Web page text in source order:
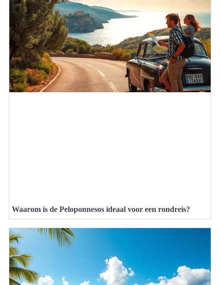
Waarom is de Peloponnesos ideaal voor een rondreis?